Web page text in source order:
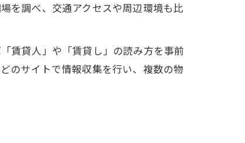
を調べ、交通アクセスや周辺環境も比
賃貸人」や「賃貸し」の読み方を事前
のサイトで情報収集を行い、複数の物